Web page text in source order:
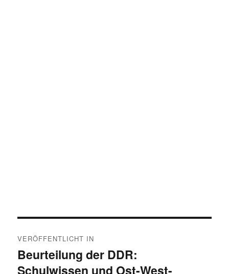
VERÖFFENTLICHT IN
Beurteilung der DDR:
Schulwissen und Ost-West-